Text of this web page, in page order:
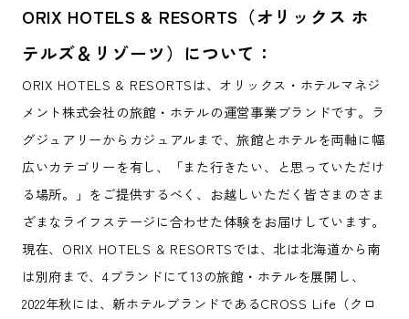
ORIX HOTELS & RESORTS（オリックス ホ
テルズ＆リゾーツ）について：
ORIX HOTELS & RESORTSは、オリックス・ホテルマネジ
メント株式会社の旅館・ホテルの運営事業ブランドです。ラ
グジュアリーからカジュアルまで、旅館とホテルを両軸に幅
広いカテゴリーを有し、「また行きたい、と思っていただけ
る場所。」をご提供するべく、お越しいただく皆さまのさま
ざまなライフステージに合わせた体験をお届けしています。
現在、ORIX HOTELS & RESORTSでは、北は北海道から南
は別府まで、4ブランドにて13の旅館・ホテルを展開し、
2022年秋には、新ホテルブランドであるCROSS Life（クロ